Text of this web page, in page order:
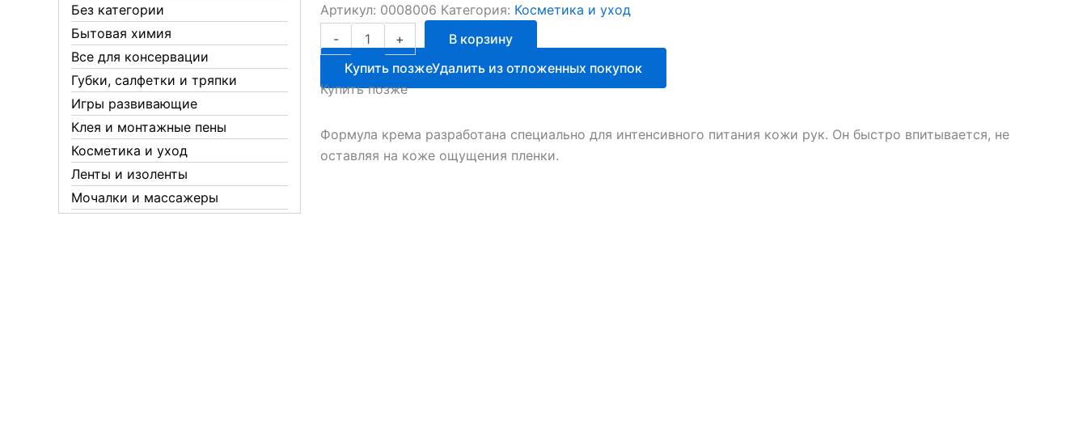
Без категории
Бытовая химия
Все для консервации
Губки, салфетки и тряпки
Игры развивающие
Клея и монтажные пены
Косметика и уход
Ленты и изоленты
Мочалки и массажеры
Артикул: 0008006 Категория: Косметика и уход
-
Количество
товара
Delicare
рук
75мл
+
В корзину
Купить позжеУдалить из отложенных покупок
Купить позже
Формула крема разработана специально для интенсивного питания кожи рук. Он быстро впитывается, не
оставляя на коже ощущения пленки.